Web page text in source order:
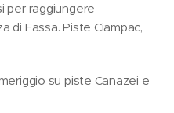
per raggiungere
di Fassa. Piste Ciampac,
su piste Canazei e